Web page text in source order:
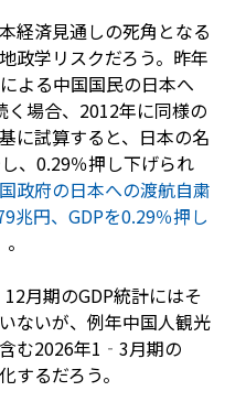
経済見通しの死角となる
政学リスクだろう。昨年
よる中国国民の日本へ
場合、2012年に同様の
に試算すると、日本の名
、0.29％押し下げられ
政府の日本への渡航自粛
兆円、GDPを0.29％押し
月期のGDP統計にはそ
ないが、例年中国人観光
む2026年1‐3月期の
するだろう。